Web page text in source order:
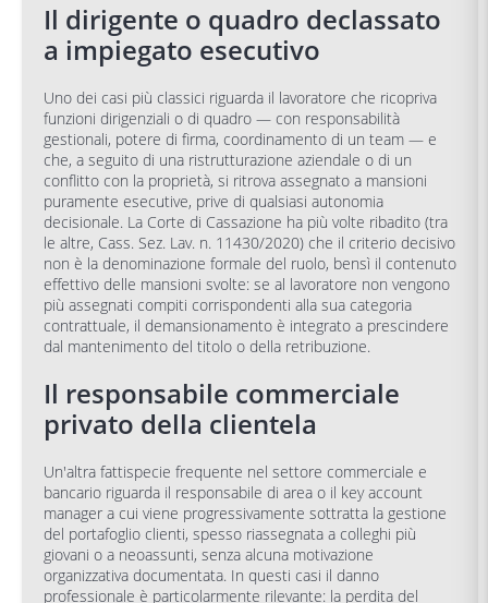
Il dirigente o quadro declassato
a impiegato esecutivo
Uno dei casi più classici riguarda il lavoratore che ricopriva
funzioni dirigenziali o di quadro — con responsabilità
gestionali, potere di firma, coordinamento di un team — e
che, a seguito di una ristrutturazione aziendale o di un
conflitto con la proprietà, si ritrova assegnato a mansioni
puramente esecutive, prive di qualsiasi autonomia
decisionale. La Corte di Cassazione ha più volte ribadito (tra
le altre, Cass. Sez. Lav. n. 11430/2020) che il criterio decisivo
non è la denominazione formale del ruolo, bensì il contenuto
effettivo delle mansioni svolte: se al lavoratore non vengono
più assegnati compiti corrispondenti alla sua categoria
contrattuale, il demansionamento è integrato a prescindere
dal mantenimento del titolo o della retribuzione.
Il responsabile commerciale
privato della clientela
Un'altra fattispecie frequente nel settore commerciale e
bancario riguarda il responsabile di area o il key account
manager a cui viene progressivamente sottratta la gestione
del portafoglio clienti, spesso riassegnata a colleghi più
giovani o a neoassunti, senza alcuna motivazione
organizzativa documentata. In questi casi il danno
professionale è particolarmente rilevante: la perdita del